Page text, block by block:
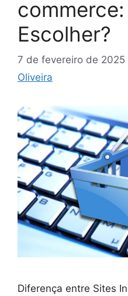
Escolher?
7 de fevereiro de 2025
Oliveira
Diferença entre Sites